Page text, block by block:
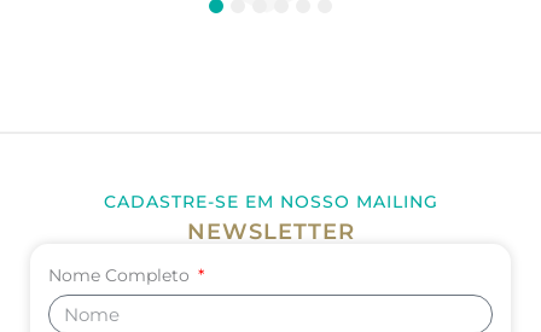
4
CADASTRE-SE EM NOSSO MAILING
NEWSLETTER
Nome Completo